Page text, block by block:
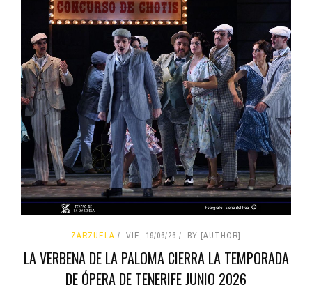
ZARZUELA VIE, 19/06/26 BY [AUTHOR]
LA VERBENA DE LA PALOMA CIERRA LA TEMPORADA
DE ÓPERA DE TENERIFE JUNIO 2026